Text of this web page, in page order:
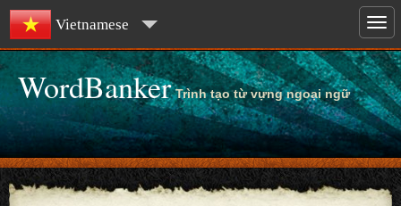
Vietnamese
WordBanker Trình tạo từ vựng ngoại ngữ